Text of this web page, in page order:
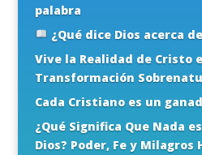
palabra
¿Qué dice Dios acerca
Vive la Realidad de Cristo
Transformación
Cada Cristiano es un
¿Qué Significa Que Nada
Dios? Poder, Fe y Milagros